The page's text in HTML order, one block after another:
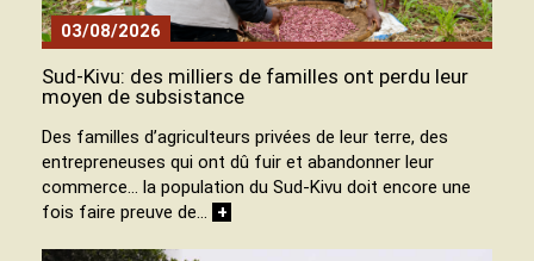
03/08/2026
Sud-Kivu: des milliers de familles ont perdu leur
moyen de subsistance
Des familles d’agriculteurs privées de leur terre, des
entrepreneuses qui ont dû fuir et abandonner leur
commerce… la population du Sud-Kivu doit encore une
fois faire preuve de… +